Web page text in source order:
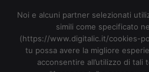
MENU
Noi e alcuni partner selezionati
simili come specificato
(https://www.digitalic.it/cookies-
tu possa avere la migliore
acconsentire all’utilizzo di tali